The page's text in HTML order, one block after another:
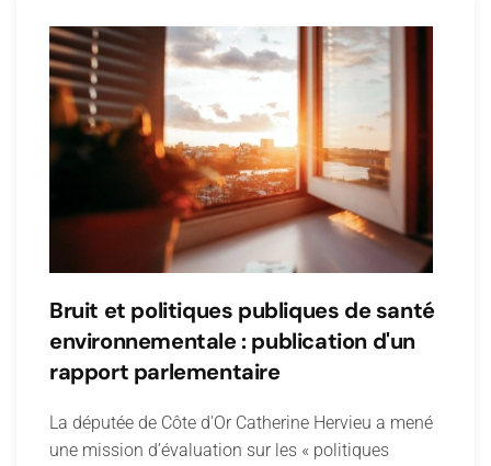
Bruit et politiques publiques de santé
environnementale : publication d'un
rapport parlementaire
La députée de Côte d'Or Catherine Hervieu a mené
une mission d’évaluation sur les « politiques